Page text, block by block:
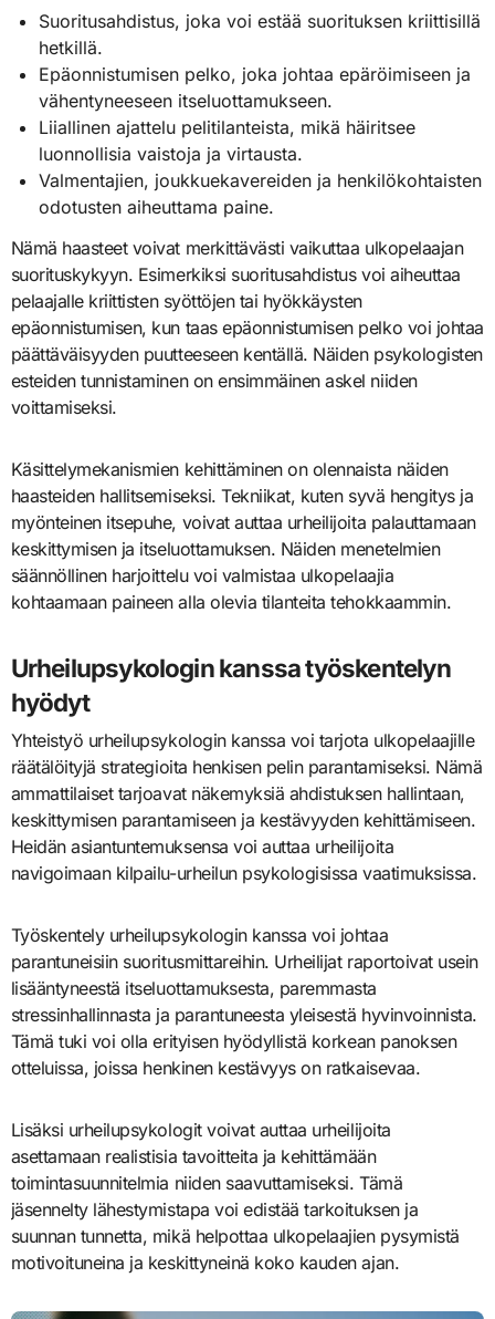
Suoritusahdistus, joka voi estää suorituksen kriittisillä
hetkillä.
Epäonnistumisen pelko, joka johtaa epäröimiseen ja
vähentyneeseen itseluottamukseen.
Liiallinen ajattelu pelitilanteista, mikä häiritsee
luonnollisia vaistoja ja virtausta.
Valmentajien, joukkuekavereiden ja henkilökohtaisten
odotusten aiheuttama paine.
Nämä haasteet voivat merkittävästi vaikuttaa ulkopelaajan
suorituskykyyn. Esimerkiksi suoritusahdistus voi aiheuttaa
pelaajalle kriittisten syöttöjen tai hyökkäysten
epäonnistumisen, kun taas epäonnistumisen pelko voi johtaa
päättäväisyyden puutteeseen kentällä. Näiden psykologisten
esteiden tunnistaminen on ensimmäinen askel niiden
voittamiseksi.
Käsittelymekanismien kehittäminen on olennaista näiden
haasteiden hallitsemiseksi. Tekniikat, kuten syvä hengitys ja
myönteinen itsepuhe, voivat auttaa urheilijoita palauttamaan
keskittymisen ja itseluottamuksen. Näiden menetelmien
säännöllinen harjoittelu voi valmistaa ulkopelaajia
kohtaamaan paineen alla olevia tilanteita tehokkaammin.
Urheilupsykologin kanssa työskentelyn
hyödyt
Yhteistyö urheilupsykologin kanssa voi tarjota ulkopelaajille
räätälöityjä strategioita henkisen pelin parantamiseksi. Nämä
ammattilaiset tarjoavat näkemyksiä ahdistuksen hallintaan,
keskittymisen parantamiseen ja kestävyyden kehittämiseen.
Heidän asiantuntemuksensa voi auttaa urheilijoita
navigoimaan kilpailu-urheilun psykologisissa vaatimuksissa.
Työskentely urheilupsykologin kanssa voi johtaa
parantuneisiin suoritusmittareihin. Urheilijat raportoivat usein
lisääntyneestä itseluottamuksesta, paremmasta
stressinhallinnasta ja parantuneesta yleisestä hyvinvoinnista.
Tämä tuki voi olla erityisen hyödyllistä korkean panoksen
otteluissa, joissa henkinen kestävyys on ratkaisevaa.
Lisäksi urheilupsykologit voivat auttaa urheilijoita
asettamaan realistisia tavoitteita ja kehittämään
toimintasuunnitelmia niiden saavuttamiseksi. Tämä
jäsennelty lähestymistapa voi edistää tarkoituksen ja
suunnan tunnetta, mikä helpottaa ulkopelaajien pysymistä
motivoituneina ja keskittyneinä koko kauden ajan.